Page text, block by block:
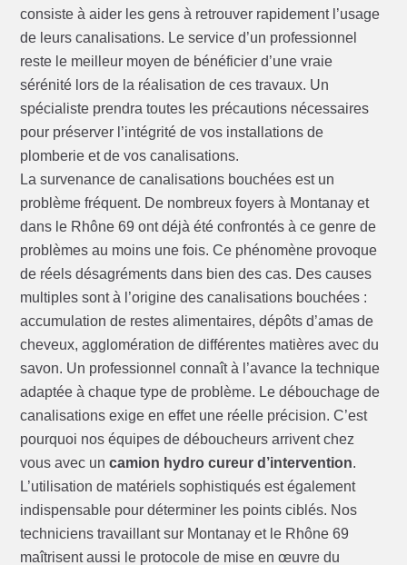
consiste à aider les gens à retrouver rapidement l’usage
de leurs canalisations. Le service d’un professionnel
reste le meilleur moyen de bénéficier d’une vraie
sérénité lors de la réalisation de ces travaux. Un
spécialiste prendra toutes les précautions nécessaires
pour préserver l’intégrité de vos installations de
plomberie et de vos canalisations.
La survenance de canalisations bouchées est un
problème fréquent. De nombreux foyers à Montanay et
dans le Rhône 69 ont déjà été confrontés à ce genre de
problèmes au moins une fois. Ce phénomène provoque
de réels désagréments dans bien des cas. Des causes
multiples sont à l’origine des canalisations bouchées :
accumulation de restes alimentaires, dépôts d’amas de
cheveux, agglomération de différentes matières avec du
savon. Un professionnel connaît à l’avance la technique
adaptée à chaque type de problème. Le débouchage de
canalisations exige en effet une réelle précision. C’est
pourquoi nos équipes de déboucheurs arrivent chez
vous avec uncamion hydro cureur d’intervention.
L’utilisation de matériels sophistiqués est également
indispensable pour déterminer les points ciblés. Nos
techniciens travaillant sur Montanay et le Rhône 69
maîtrisent aussi le protocole de mise en œuvre du